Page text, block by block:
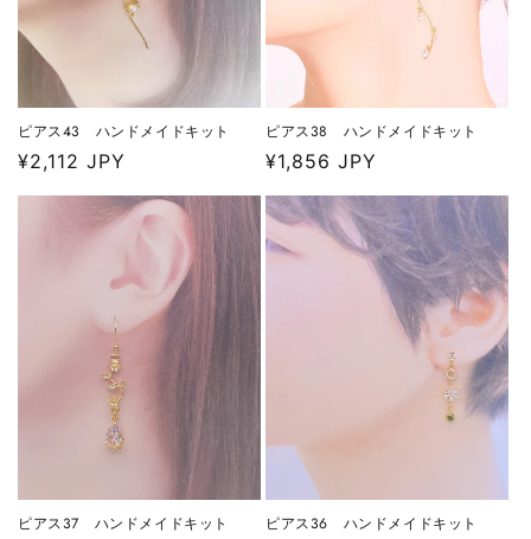
ピアス43 ハンドメイドキット
通
¥2,112 JPY
ピアス38 ハンドメイドキット
通
価
格
¥1,856 JPY
ピアス37 ハンドメイドキット ピアス36 ハンドメイドキット